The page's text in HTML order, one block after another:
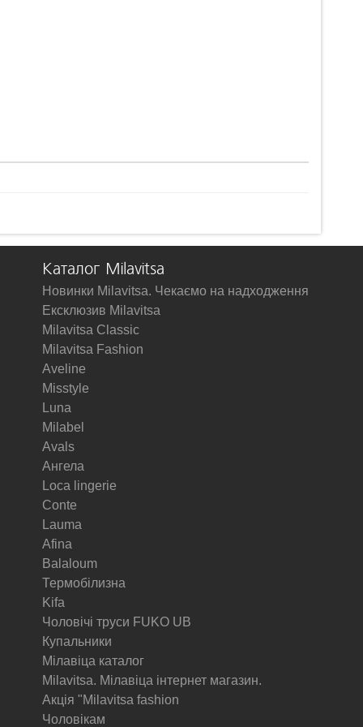
Каталог Milavitsa
Новинки Milavitsa. Чекаємо на надходження
Ексклюзив Milavitsa
Milavitsa Classic
Milavitsa Fashion
Aveline
Misstyle
Luna
Milabel
Avals
Ангела
Loca lingerie
Conte
Lauma
Afina
Balaloum
Термобілизна
Kifa
Чоловічі труси FUKO UB
Купальники
Мілавіца каталог
Milavitsa. Мілавіца інтернет магазин.
Акція "Milavitsa fashion
Чоловікам